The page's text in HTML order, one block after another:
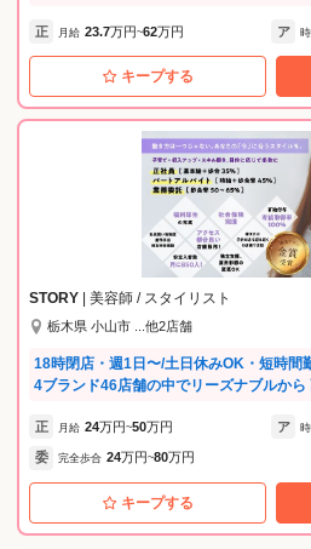
正 月給 23.7万円~62万円 ア
キープする
STORY | 美容師 / スタイリスト
栃木県 小山市 ...他2店舗
18時閉店・週1日〜/土日休みOK・短時間
4ブランド46店舗の中でリーズナブルか
は予約なしで柔軟に、落ち着いたら予約
の変化に合わせた環境移行が可能です。
026年 2店舗 ▶︎ 2026年3月 KAHALA宇都宮 オープン！ 【積極募集エ
リア】 ・栃木エリア（小山・栃木・自治
矢板・烏山・足利） ・茨城エリア （筑
正 月給 24万円~50万円 ア
委 完全歩合 24万円 ~80万円
キープする